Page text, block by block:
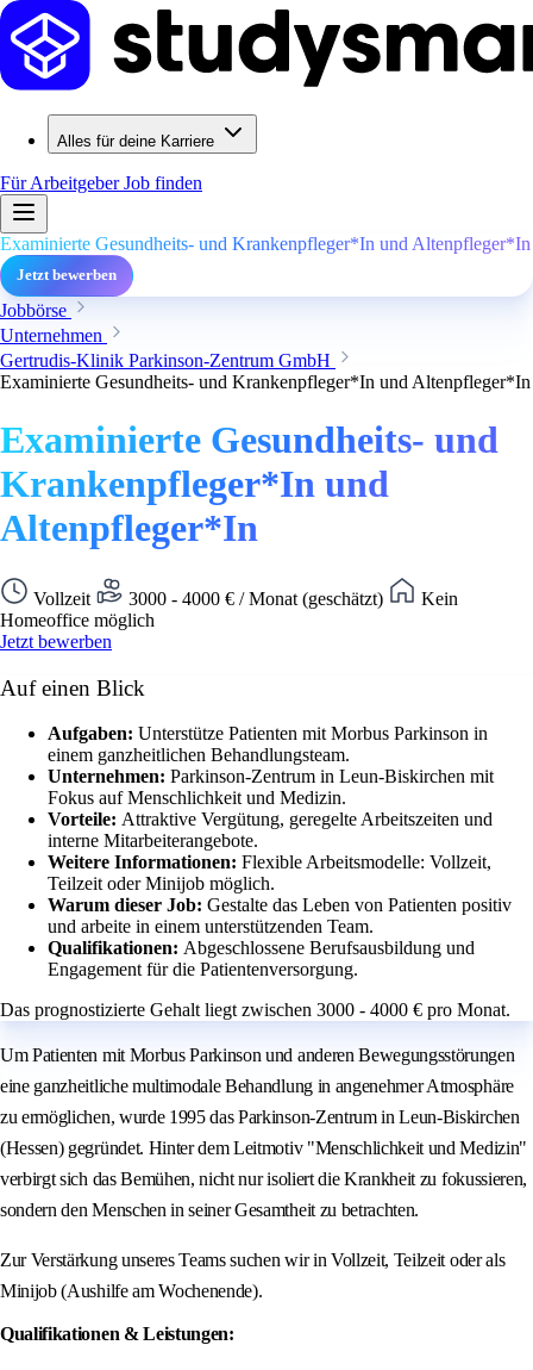
Alles für deine Karriere
Für ArbeitgeberJob finden
Examinierte Gesundheits- und Krankenpfleger*In und Altenpfleger*In
Jetzt bewerben
Jobbörse
Unternehmen
Gertrudis-Klinik Parkinson-Zentrum GmbH
Examinierte Gesundheits- und Krankenpfleger*In und Altenpfleger*In
Examinierte Gesundheits- und
Krankenpfleger*In und
Altenpfleger*In
Vollzeit 3000 - 4000 € / Monat (geschätzt)
Kein
Homeoffice möglich
Jetzt bewerben
Auf einen Blick
Aufgaben: Unterstütze Patienten mit Morbus Parkinson in
einem ganzheitlichen Behandlungsteam.
Unternehmen: Parkinson-Zentrum in Leun-Biskirchen mit
Fokus auf Menschlichkeit und Medizin.
Vorteile: Attraktive Vergütung, geregelte Arbeitszeiten und
interne Mitarbeiterangebote.
Weitere Informationen: Flexible Arbeitsmodelle: Vollzeit,
Teilzeit oder Minijob möglich.
Warum dieser Job: Gestalte das Leben von Patienten positiv
und arbeite in einem unterstützenden Team.
Qualifikationen: Abgeschlossene Berufsausbildung und
Engagement für die Patientenversorgung.
Das prognostizierte Gehalt liegt zwischen 3000 - 4000 € pro Monat.
Um Patienten mit Morbus Parkinson und anderen Bewegungsstörungen
eine ganzheitliche multimodale Behandlung in angenehmer Atmosphäre
zu ermöglichen, wurde 1995 das Parkinson-Zentrum in Leun-Biskirchen
(Hessen) gegründet. Hinter dem Leitmotiv "Menschlichkeit und Medizin"
verbirgt sich das Bemühen, nicht nur isoliert die Krankheit zu fokussieren,
sondern den Menschen in seiner Gesamtheit zu betrachten.
Zur Verstärkung unseres Teams suchen wir in Vollzeit, Teilzeit oder als
Minijob (Aushilfe am Wochenende).
Qualifikationen & Leistungen: